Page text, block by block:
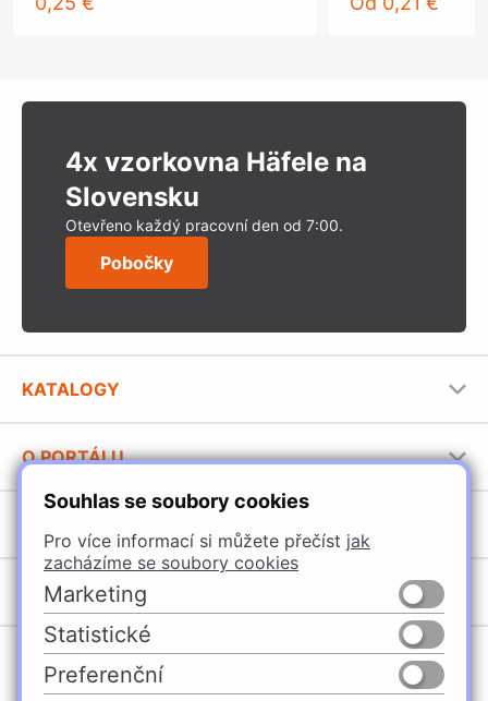
Souhlas se soubory cookies
Pro více informací si můžete přečíst jak
zacházíme se soubory cookies
Marketing
Statistické
Preferenční
4x vzorkovna Häfele na
Slovensku
Otevřeno každý pracovní den od 7:00.
Pobočky
KATALOGY
Stavební katalog Häfele
Brožury Häfele
O PORTÁLU
Provozovatel portálu
Jak používat portál
Úchytky
Nábytkové kování
Vybavení kuchyní
Osvětlení a elektro
POBOČKY
Špačince
Žilina